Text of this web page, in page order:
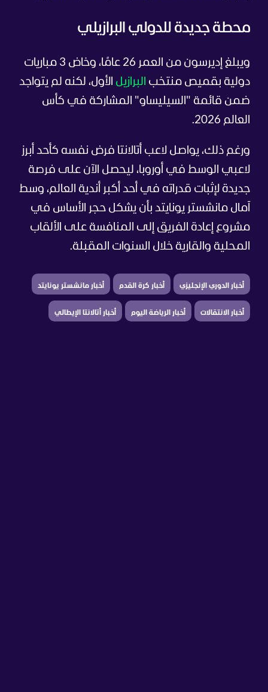
محطة جديدة للدولي البرازيلي
ويبلغ إديرسون من العمر 26 عامًا، وخاض 3 مباريات
دولية بقميص منتخب البرازيل الأول، لكنه لم يتواجد
ضمن قائمة "السيليساو" المشاركة في كأس
العالم 2026.
ورغم ذلك، يواصل لاعب أتالانتا فرض نفسه كأحد أبرز
لاعبي الوسط في أوروبا، ليحصل الآن على فرصة
جديدة لإثبات قدراته في أحد أكبر أندية العالم، وسط
آمال مانشستر يونايتد بأن يشكل حجر الأساس في
مشروع إعادة الفريق إلى المنافسة على الألقاب
المحلية والقارية خلال السنوات المقبلة.
أخبار الدوري الإنجليزي أخبار كرة القدم أخبار مانشستر يونايتد
أخبار الانتقالات أخبار الرياضة اليوم أخبار أتالانتا الإيطالي